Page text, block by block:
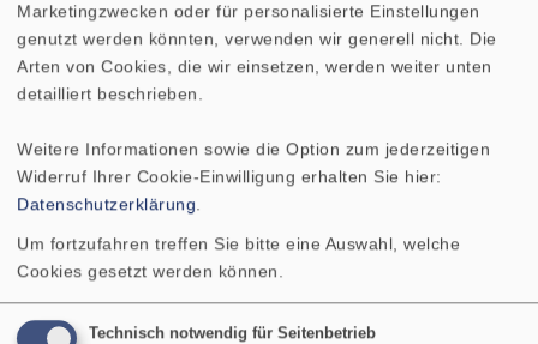
*Bei den Preisen handelt es sich um Bruttopreise
für Privatkunden. Auf Anfrage erhalten Sie die
TECHNISCHE DATEN RICHTDIAGRAMM
Farbe schwarz / black
Marketingzwecken oder für personalisierte Einstellungen
genutzt werden könnten, verwenden wir generell nicht. Die
Arten von Cookies, die wir einsetzen, werden weiter unten
detailliert beschrieben.
Weitere Informationen sowie die Option zum jederzeitigen
Widerruf Ihrer Cookie-Einwilligung erhalten Sie hier:
Datenschutzerklärung.
Um fortzufahren treffen Sie bitte eine Auswahl, welche
Cookies gesetzt werden können.
Technisch notwendig für Seitenbetrieb